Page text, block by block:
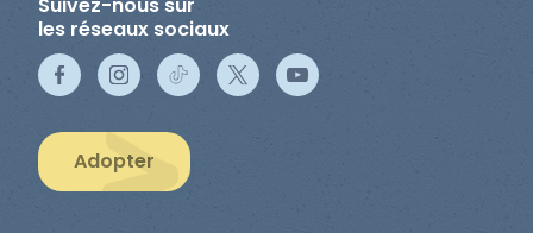
les réseaux sociaux
Adopter